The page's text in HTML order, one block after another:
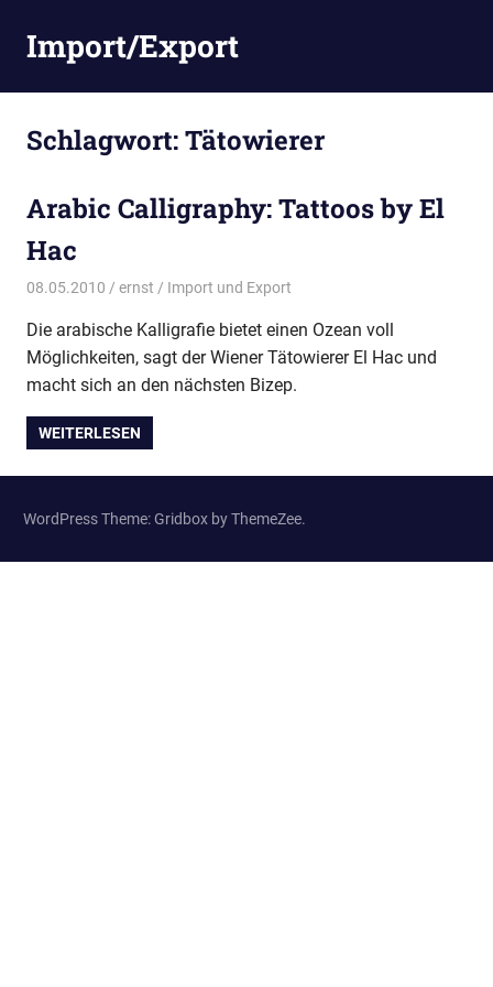
InhaltImport/Export
Schlagwort:Tätowierer
Arabic Calligraphy: Tattoos by El
Hac
08.05.2010 ernst Import und Export
Die arabische Kalligrafie bietet einen Ozean voll
Möglichkeiten, sagt der Wiener Tätowierer El Hac und
macht sich an den nächsten Bizep.
WEITERLESEN
WordPress Theme: Gridbox by ThemeZee.